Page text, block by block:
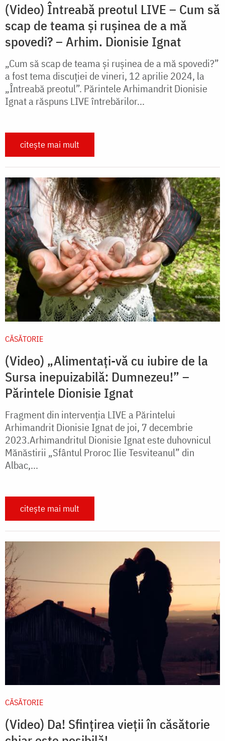
(Video) Întreabă preotul LIVE – Cum să
scap de teama și rușinea de a mă
spovedi? – Arhim. Dionisie Ignat
„Cum să scap de teama și rușinea de a mă spovedi?”
a fost tema discuției de vineri, 12 aprilie 2024, la
„Întreabă preotul”. Părintele Arhimandrit Dionisie
Ignat a răspuns LIVE întrebărilor...
citește mai mult
CĂSĂTORIE
(Video) „Alimentați-vă cu iubire de la
Sursa inepuizabilă: Dumnezeu!” –
Părintele Dionisie Ignat
Fragment din intervenția LIVE a Părintelui
Arhimandrit Dionisie Ignat de joi, 7 decembrie
2023.Arhimandritul Dionisie Ignat este duhovnicul
Mănăstirii „Sfântul Proroc Ilie Tesviteanul” din
Albac,...
citește mai mult
CĂSĂTORIE
(Video) Da! Sfințirea vieții în căsătorie